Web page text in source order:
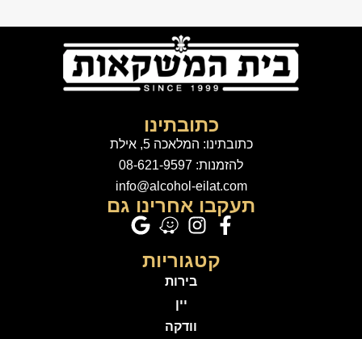
כתובתינו
כתובתינו: המלאכה 5, אילת
להזמנות: 08-621-9597
info@alcohol-eilat.com
תעקבו אחרינו גם
קטגוריות
בירות
יין
וודקה